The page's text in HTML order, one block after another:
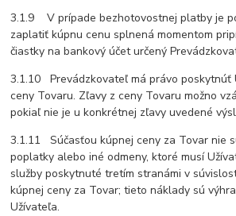
3.1.9 V prípade bezhotovostnej platby je
zaplatiť kúpnu cenu splnená momentom
čiastky na bankový účet určený
3.1.10 Prevádzkovateľ má právo poskytnúť
ceny Tovaru. Zľavy z ceny Tovaru možno
pokiaľ nie je u konkrétnej zľavy uvedené
3.1.11 Súčasťou kúpnej ceny za Tovar nie
poplatky alebo iné odmeny, ktoré musí
služby poskytnuté tretím stranámi v
kúpnej ceny za Tovar; tieto náklady sú
Užívateľa.